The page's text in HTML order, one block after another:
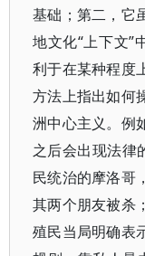
基础；第二，它
地文化“上下文”
利于在某种程度
方法上指出如何
洲中心主义。例
之后会出现法律
民统治的摩洛哥
其两个朋友被杀
殖民当局明确表